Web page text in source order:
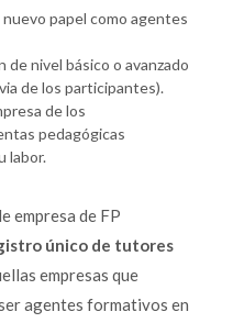
papel como agentes
nivel básico o avanzado
de los participantes).
de los
pedagógicas
labor.
empresa de FP
único de tutores
empresas que
agentes formativos en